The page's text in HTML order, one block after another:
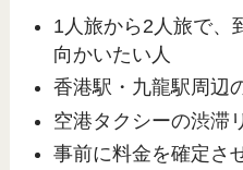
1人旅から2人旅で、
向かいたい人
香港駅・九龍駅周辺
空港タクシーの渋滞
事前に料金を確定さ